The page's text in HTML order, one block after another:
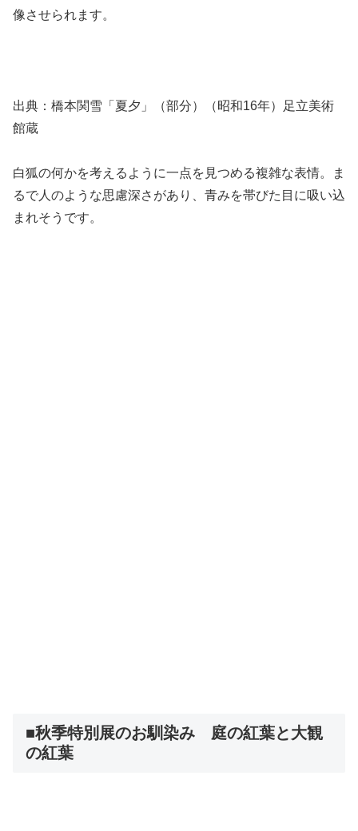
像させられます。
出典：橋本関雪「夏夕」（部分）（昭和16年）足立美術
館蔵
白狐の何かを考えるように一点を見つめる複雑な表情。ま
るで人のような思慮深さがあり、青みを帯びた目に吸い込
まれそうです。
■秋季特別展のお馴染み 庭の紅葉と大観
の紅葉